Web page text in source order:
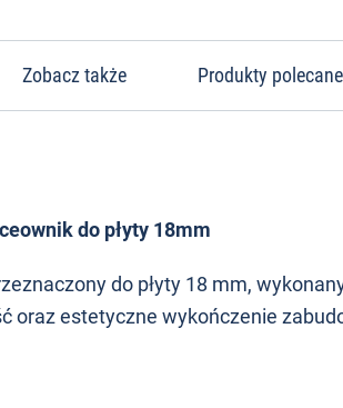
Zobacz także Produkty polecane
do płyty 18mm
do płyty 18 mm,
oraz estetyczne wykończenie